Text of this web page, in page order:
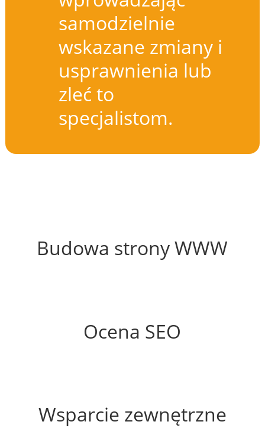
samodzielnie
wskazane zmiany i
usprawnienia lub
zleć to
specjalistom.
Budowa strony WWW
Ocena SEO
Wsparcie zewnętrzne